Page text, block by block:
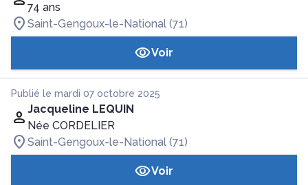
74 ans
Saint-Gengoux-le-National (71)
Voir
Publié le mardi 07 octobre 2025
Jacqueline LEQUIN
Née CORDELIER
Saint-Gengoux-le-National (71)
Voir